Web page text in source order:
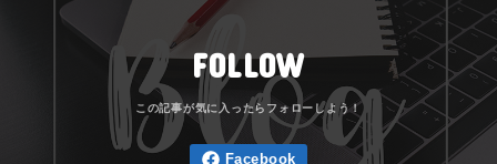
FOLLOW